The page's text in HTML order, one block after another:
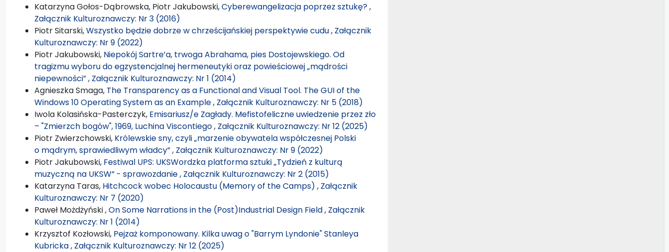
Katarzyna Gołos-Dąbrowska, Piotr Jakubowski,Cyberewangelizacja poprzez sztukę?,
Załącznik Kulturoznawczy: Nr 3 (2016)
Piotr Sitarski,Wszystko będzie dobrze w chrześcijańskiej perspektywie cudu, Załącznik
Kulturoznawczy: Nr 9 (2022)
Piotr Jakubowski, Niepokój Sartre’a, trwoga Abrahama, pies Dostojewskiego. Od
tragizmu wyboru do egzystencjalnej hermeneutyki oraz powieściowej „mądrości
niepewności”, Załącznik Kulturoznawczy: Nr 1 (2014)
Agnieszka Smaga, The Transparency as a Functional and Visual Tool. The GUI of the
Windows 10 Operating System as an Example, Załącznik Kulturoznawczy: Nr 5 (2018)
Iwola Kolasińska-Pasterczyk, Emisariusz/e Zagłady. Mefistofeliczne uwiedzenie przez zło
– "Zmierzch bogów", 1969, Luchina Viscontiego, Załącznik Kulturoznawczy: Nr 12 (2025)
Piotr Zwierzchowski, Królewskie sny, czyli „marzenie obywatela współczesnej Polski
o mądrym, sprawiedliwym władcy”, Załącznik Kulturoznawczy: Nr 9 (2022)
Piotr Jakubowski, Festiwal UPS: UKSWordzka platforma sztuki „Tydzień z kulturą
muzyczną na UKSW” - sprawozdanie, Załącznik Kulturoznawczy: Nr 2 (2015)
Katarzyna Taras, Hitchcock wobec Holocaustu (Memory of the Camps) , Załącznik
Kulturoznawczy: Nr 7 (2020)
Paweł Możdżyński ,On Some Narrations in the (Post)Industrial Design Field, Załącznik
Kulturoznawczy: Nr 1 (2014)
Krzysztof Kozłowski, Pejzaż komponowany. Kilka uwag o "Barrym Lyndonie" Stanleya
Kubricka, Załącznik Kulturoznawczy: Nr 12 (2025)